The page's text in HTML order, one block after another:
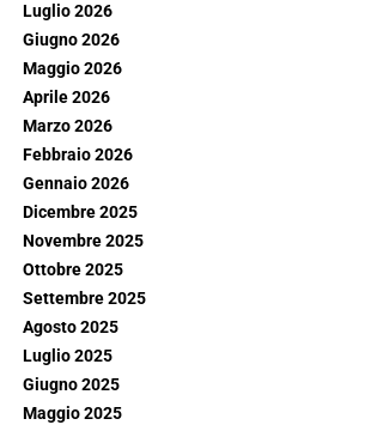
Luglio 2026
Giugno 2026
Maggio 2026
Aprile 2026
Marzo 2026
Febbraio 2026
Gennaio 2026
Dicembre 2025
Novembre 2025
Ottobre 2025
Settembre 2025
Agosto 2025
Luglio 2025
Giugno 2025
Maggio 2025